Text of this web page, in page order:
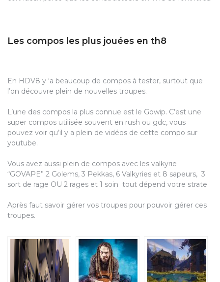
Les compos les plus jouées en th8
En HDV8 y ‘a beaucoup de compos à tester, surtout que
l’on découvre plein de nouvelles troupes.
L’une des compos la plus connue est le Gowip. C’est une
super compos utilisée souvent en rush ou gdc, vous
pouvez voir qu’il y a plein de vidéos de cette compo sur
youtube.
Vous avez aussi plein de compos avec les valkyrie
“GOVAPE” 2 Golems, 3 Pekkas, 6 Valkyries et 8 sapeurs, 3
sort de rage OU 2 rages et 1 soin tout dépend votre strate
Après faut savoir gérer vos troupes pour pouvoir gérer ces
troupes.